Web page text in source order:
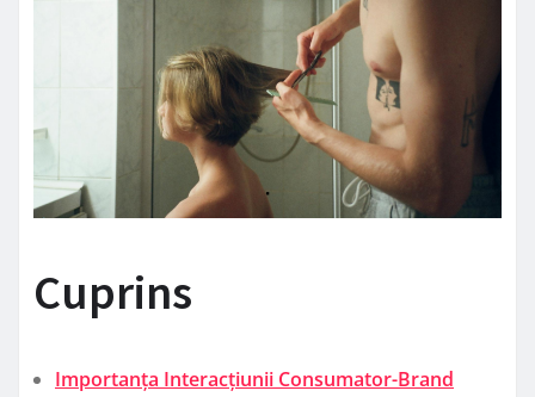
Cuprins
Importanța Interacțiunii Consumator-Brand